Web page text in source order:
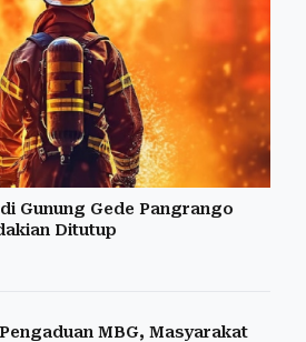
Gunung Gede Pangrango
Ditutup
MBG, Masyarakat